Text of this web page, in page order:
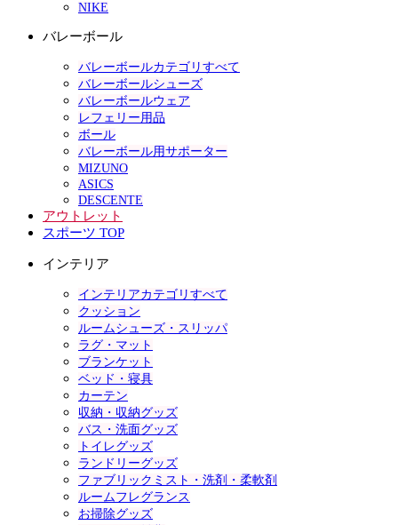
NIKE
バレーボール
バレーボールカテゴリすべて
バレーボールシューズ
バレーボールウェア
レフェリー用品
ボール
バレーボール用サポーター
MIZUNO
ASICS
DESCENTE
アウトレット
スポーツ TOP
インテリア
インテリアカテゴリすべて
クッション
ルームシューズ・スリッパ
ラグ・マット
ブランケット
ベッド・寝具
カーテン
収納・収納グッズ
バス・洗面グッズ
トイレグッズ
ランドリーグッズ
ファブリックミスト・洗剤・柔軟剤
ルームフレグランス
お掃除グッズ